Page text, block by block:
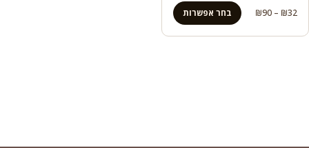
₪32
–
₪90
מחירים:
בחר אפשרות